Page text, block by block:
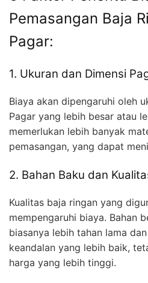
Pemasangan Baja
Pagar:
1. Ukuran dan Dimensi
Biaya akan dipengaruhi oleh
Pagar yang lebih besar atau
memerlukan lebih banyak
pemasangan, yang dapat
2. Bahan Baku dan
Kualitas baja ringan yang
mempengaruhi biaya. Bahan
biasanya lebih tahan lama
keandalan yang lebih baik,
harga yang lebih tinggi.